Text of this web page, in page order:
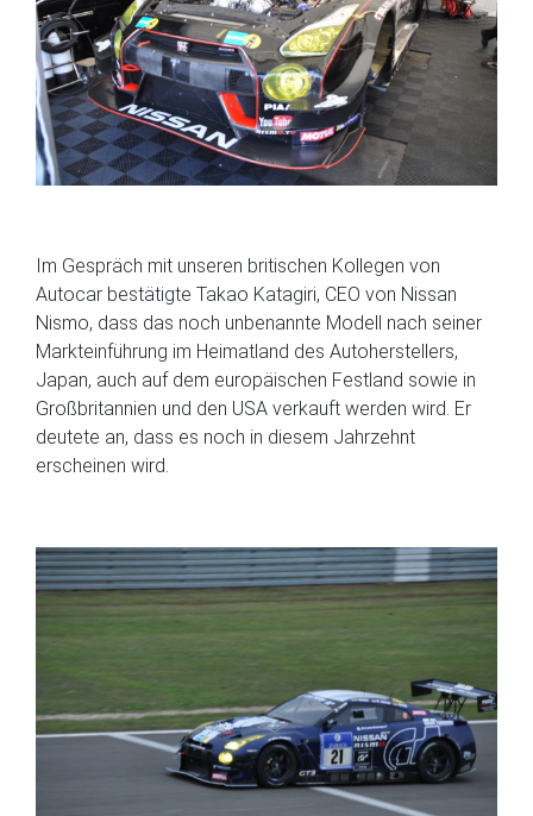
Im Gespräch mit unseren britischen Kollegen von
Autocar bestätigte Takao Katagiri, CEO von Nissan
Nismo, dass das noch unbenannte Modell nach seiner
Markteinführung im Heimatland des Autoherstellers,
Japan, auch auf dem europäischen Festland sowie in
Großbritannien und den USA verkauft werden wird. Er
deutete an, dass es noch in diesem Jahrzehnt
erscheinen wird.